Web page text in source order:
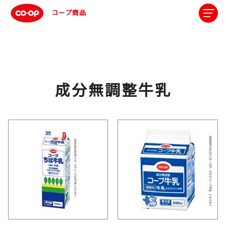
コープ商品
成分無調整牛乳